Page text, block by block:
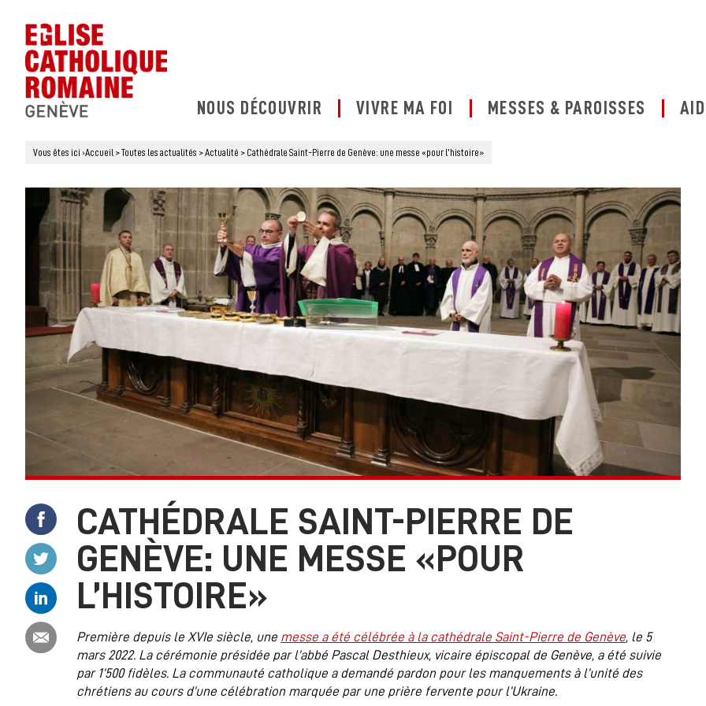
NOUS DÉCOUVRIR VIVRE MA FOI MESSES & PAROISSES
Vous êtes ici ›Accueil >Toutes les actualités >Actualité > Cathédrale Saint-Pierre de Genève: une messe «pour l’histoire»
Partager ce contenu sur Facebook
Partager ce contenu sur Twitter
Partager ce contenu sur Linkedin
Partager ce contenu par email
CATHÉDRALE SAINT-PIERRE DE
GENÈVE: UNE MESSE «POUR
L’HISTOIRE»
Première depuis le XVIe siècle, une messe a été célébrée à la cathédrale Saint-Pierre de Genève, le 5
mars 2022. La cérémonie présidée par l’abbé Pascal Desthieux, vicaire épiscopal de Genève, a été suivie
par 1’500 fidèles. La communauté catholique a demandé pardon pour les manquements à l’unité des
chrétiens au cours d’une célébration marquée par une prière fervente pour l’Ukraine.